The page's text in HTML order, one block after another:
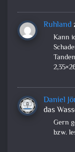
Ruhland
Kann
Daniel
das
Gern
bzw.